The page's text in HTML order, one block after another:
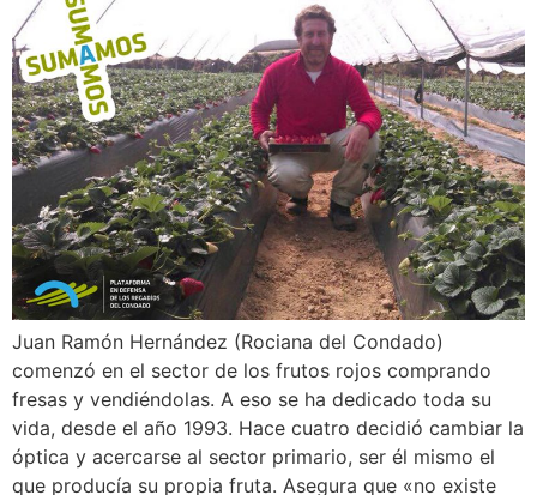
Juan Ramón Hernández (Rociana del Condado)
comenzó en el sector de los frutos rojos comprando
fresas y vendiéndolas. A eso se ha dedicado toda su
vida, desde el año 1993. Hace cuatro decidió cambiar la
óptica y acercarse al sector primario, ser él mismo el
que producía su propia fruta. Asegura que «no existe